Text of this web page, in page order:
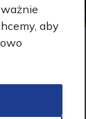
bohaterów
z okazji 82.
Powstania
tramwaje i
będą kursować
państwowymi.
aby